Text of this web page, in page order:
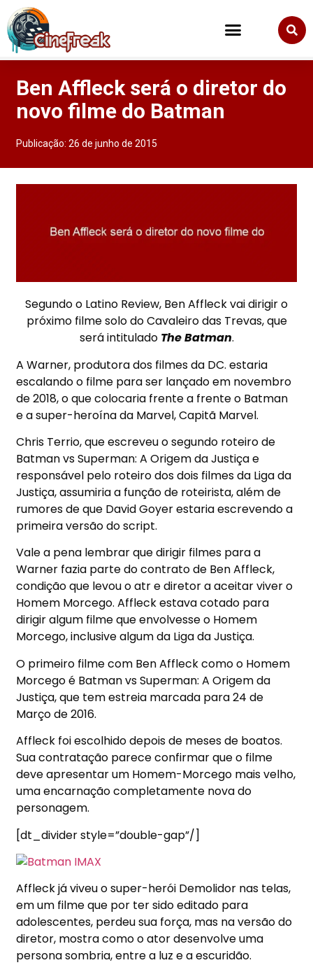
Ben Affleck será o diretor do
novo filme do Batman
Publicação:26 de junho de 2015
Segundo o Latino Review, Ben Affleck vai dirigir o
próximo filme solo do Cavaleiro das Trevas, que
será intitulado The Batman.
A Warner, produtora dos filmes da DC. estaria
escalando o filme para ser lançado em novembro
de 2018, o que colocaria frente a frente o Batman
e a super-heroína da Marvel, Capitã Marvel.
Chris Terrio, que escreveu o segundo roteiro de
Batman vs Superman: A Origem da Justiça e
responsável pelo roteiro dos dois filmes da Liga da
Justiça, assumiria a função de roteirista, além de
rumores de que David Goyer estaria escrevendo a
primeira versão do script.
Vale a pena lembrar que dirigir filmes para a
Warner fazia parte do contrato de Ben Affleck,
condição que levou o atr e diretor a aceitar viver o
Homem Morcego. Affleck estava cotado para
dirigir algum filme que envolvesse o Homem
Morcego, inclusive algum da Liga da Justiça.
O primeiro filme com Ben Affleck como o Homem
Morcego é Batman vs Superman: A Origem da
Justiça, que tem estreia marcada para 24 de
Março de 2016.
Affleck foi escolhido depois de meses de boatos.
Sua contratação parece confirmar que o filme
deve apresentar um Homem-Morcego mais velho,
uma encarnação completamente nova do
personagem.
[dt_divider style=”double-gap”/]
Affleck já viveu o super-herói Demolidor nas telas,
em um filme que por ter sido editado para
adolescentes, perdeu sua força, mas na versão do
diretor, mostra como o ator desenvolve uma
persona sombria, entre a luz e a escuridão.